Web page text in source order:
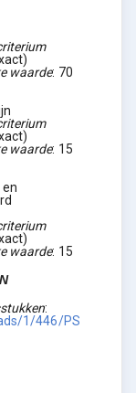
waarde: 70
waarde: 15
waarde: 15
:
1/446/PS